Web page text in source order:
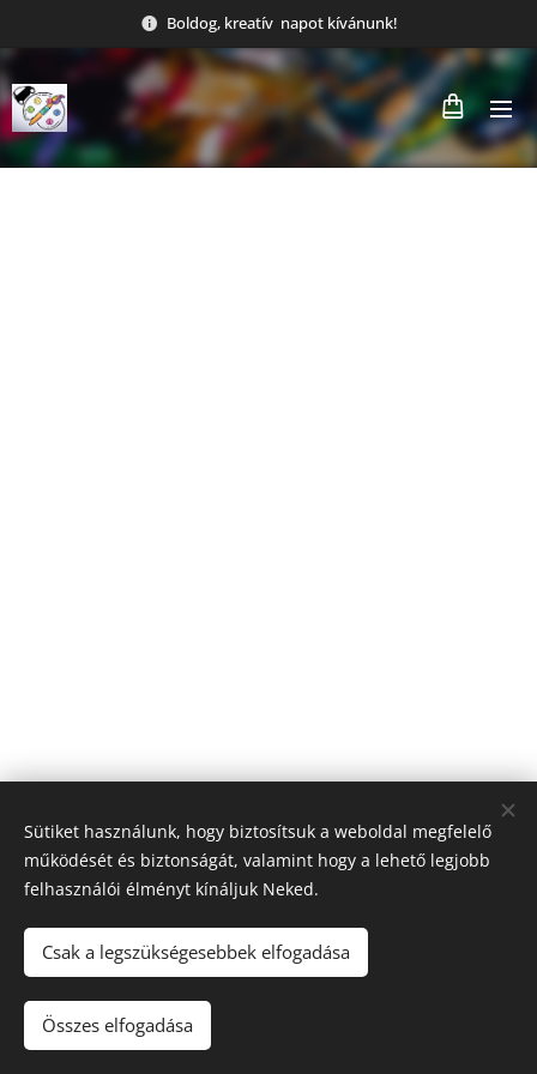
Boldog, kreatív napot kívánunk!
Sütiket használunk, hogy biztosítsuk a weboldal megfelelő
működését és biztonságát, valamint hogy a lehető legjobb
felhasználói élményt kínáljuk Neked.
Csak a legszükségesebbek elfogadása
Összes elfogadása